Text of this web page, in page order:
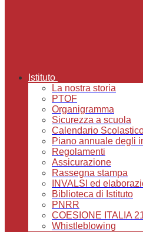
Istituto
La nostra storia
PTOF
Organigramma
Sicurezza a scuola
Calendario
Piano annuale degli
Regolamenti
Assicurazione
Rassegna stampa
INVALSI ed
Biblioteca di Istituto
PNRR
COESIONE ITALIA
Whistleblowing